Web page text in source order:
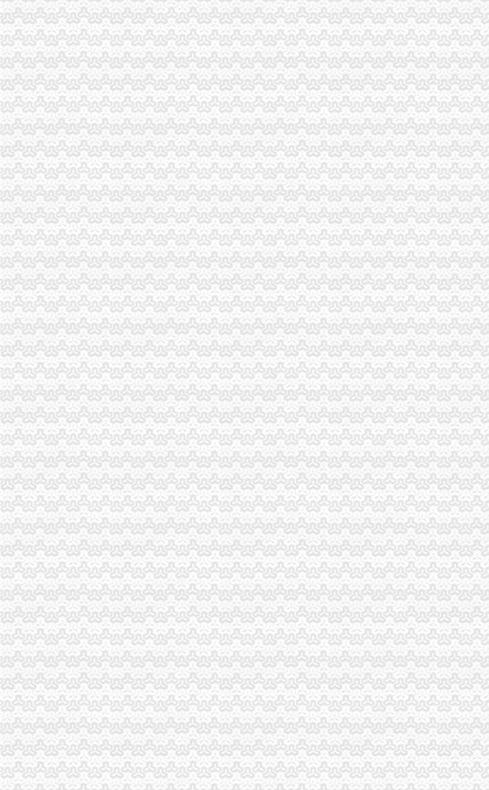
市一般纳税人公司注册工商局积筹建广告监测中心
黔江区工商分局“四抓”一般纳税人公司条件营造农村放心消费环境
巴南区工商分局一般纳税人注册流程大力实施品牌战略
南川工商局一般纳税人公司条件取缔4户非法小纸厂
璧山工商局代办一般纳税人查获一起伪造质量标志案
市一般纳税人怎么交税局建立广告监管六项新制度
巴南区工商分局一般纳税人怎么交税四项措施服务城镇化建设
忠县工商局怎么注册一般纳税人全力防控禽流感
大足县工商局一般纳税人怎么交税逐步建立食品安全监管长效机制